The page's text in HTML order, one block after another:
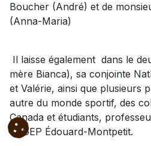
Boucher (André) et de
(Anna-Maria)
Il laisse également dans le
mère Bianca), sa conjointe
et Valérie, ainsi que plusieurs
autre du monde sportif, des
Canada et étudiants,
CEGEP Édouard-Montpetit.